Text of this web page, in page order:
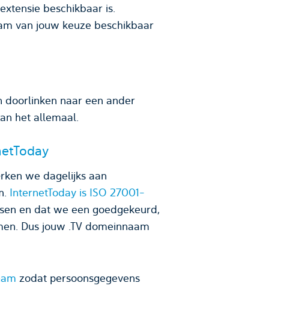
beschikbaar is.
van jouw keuze beschikbaar
doorlinken naar een ander
het allemaal.
we dagelijks aan
InternetToday is ISO 27001-
en dat we een goedgekeurd,
Dus jouw .TV domeinnaam
zodat persoonsgegevens